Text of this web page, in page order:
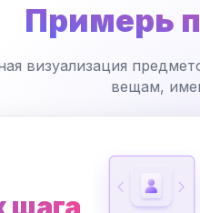
Примерь
визуализация
вещам,